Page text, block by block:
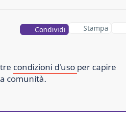
Condividi Stampa
condizioni d'uso per capire
comunità.